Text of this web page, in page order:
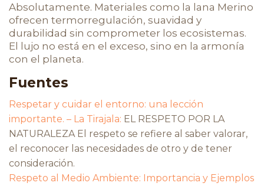
Absolutamente. Materiales como la lana Merino
ofrecen termorregulación, suavidad y
durabilidad sin comprometer los ecosistemas.
El lujo no está en el exceso, sino en la armonía
con el planeta.
Fuentes
Respetar y cuidar el entorno: una lección
importante. – La Tirajala: EL RESPETO POR LA
NATURALEZA El respeto se refiere al saber valorar,
el reconocer las necesidades de otro y de tener
consideración.
Respeto al Medio Ambiente: Importancia y Ejemplos